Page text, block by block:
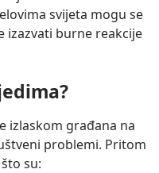
svijeta mogu se
burne reakcije
izlaskom građana na
problemi. Pritom
su: